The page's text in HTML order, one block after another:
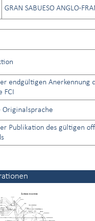
GRAN SABUESO ANGLO-
endgültigen Anerkennung
Originalsprache
Publikation des gültigen